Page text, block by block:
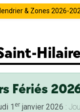
& Zones 2026-
Fériés
1 erjanvier 2026 :